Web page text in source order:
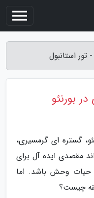
تور استانبول
بورنئو
گستره ای گرمسیری،
مقصدی ایده آل برای
حیات وحش باشد. اما
چیست؟